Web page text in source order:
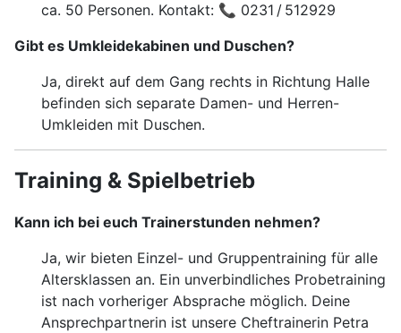
ca. 50 Personen. Kontakt: 📞 0231 / 512929
Gibt es Umkleidekabinen und Duschen?
Ja, direkt auf dem Gang rechts in Richtung Halle
befinden sich separate Damen- und Herren-
Umkleiden mit Duschen.
Training & Spielbetrieb
Kann ich bei euch Trainerstunden nehmen?
Ja, wir bieten Einzel- und Gruppentraining für alle
Altersklassen an. Ein unverbindliches Probetraining
ist nach vorheriger Absprache möglich. Deine
Ansprechpartnerin ist unsere Cheftrainerin Petra